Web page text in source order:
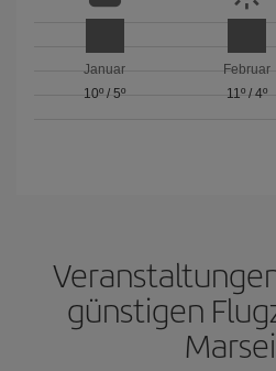
Januar
10º /5º
Februar
11º/ 4º
günstigen